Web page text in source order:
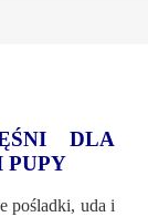
DLA
PUPY
pośladki, uda i